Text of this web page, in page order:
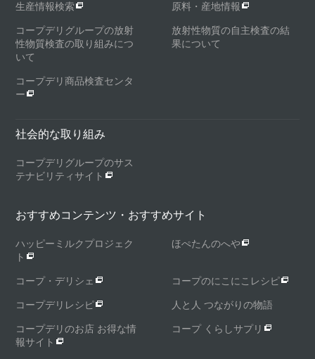
生産情報検索 原料・産地情報
コープデリグループの放射
性物質検査の取り組みにつ
いて
放射性物質の自主検査の結
果について
コープデリ商品検査センタ
ー
社会的な取り組み
コープデリグループのサス
テナビリティサイト
おすすめコンテンツ・おすすめサイト
ハッピーミルクプロジェク
ト
ほぺたんのへや
コープ・デリシェ コープのにこにこレシピ
コープデリレシピ 人と人 つながりの物語
コープデリのお店 お得な情
報サイト
コープ くらしサプリ